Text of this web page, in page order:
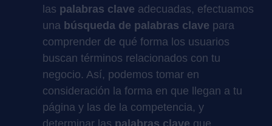
las palabras clave adecuadas, efectuamos
una búsqueda de palabras clave para
comprender de qué forma los usuarios
buscan términos relacionados con tu
negocio. Así, podemos tomar en
consideración la forma en que llegan a tu
página y las de la competencia, y